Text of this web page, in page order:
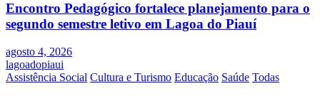
Encontro Pedagógico fortalece planejamento para o
segundo semestre letivo em Lagoa do Piauí
agosto 4, 2026
lagoadopiaui
Assistência Social Cultura e Turismo Educação Saúde Todas